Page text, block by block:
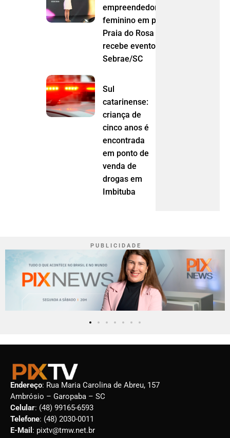
empreendedorismo
feminino em pauta:
Praia do Rosa
recebe evento do
Sebrae/SC
Sul
catarinense:
criança de
cinco anos é
encontrada
em ponto de
venda de
drogas em
Imbituba
P U B L I C I D A D E
Endereço: Rua Maria Carolina de Abreu, 157
Ambrósio – Garopaba – SC
Celular: (48) 99165-6593
Telefone: (48) 2030-0011
E-Mail : pixtv@tmw.net.br